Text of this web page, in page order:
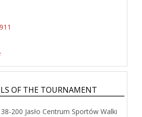
OF THE TOURNAMENT
38-200 Jasło Centrum Sportów Walki